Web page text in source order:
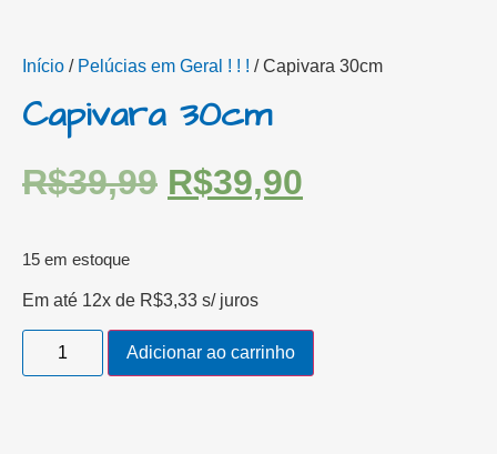
Início / Pelúcias em Geral ! ! ! / Capivara 30cm
Capivara 30cm
R$39,99 R$39,90
15 em estoque
Em até 12x de R$3,33 s/ juros
Adicionar ao carrinho